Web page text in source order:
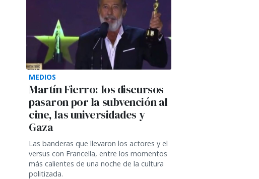
MEDIOS
Martín Fierro: los discursos
pasaron por la subvención al
cine, las universidades y
Gaza
Las banderas que llevaron los actores y el
versus con Francella, entre los momentos
más calientes de una noche de la cultura
politizada.